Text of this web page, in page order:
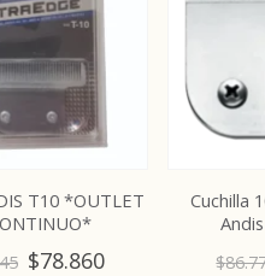
T10 *OUTLET
$78.860
Cuchilla
$